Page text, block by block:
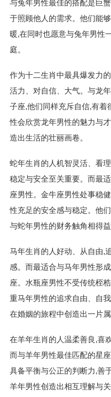
与兔年男性最佳的搭配是巨
于照顾他人的需求。他们能
暖,在同时也愿意与兔年男性
庭。
作为十二生肖中最具爆发力
活力、对自信、大气。与龙
子座,他们同样充斥自信,有着
性会欣赏龙年男性的魅力与
造出生活的壮丽画卷。
蛇年生肖的人机智灵活、看
稳定与安全至关重要。而最
座男性。金牛座男性处事稳
性充足的安全感与稳定。他
与蛇年男性的财务触角相得益
马年生肖的人好动、从自由,
感。而最适合与马年男性形
座。水瓶座男性不受传统桎
重马年男性的追求自由、自
在婚姻的旅程中创造出一片
在羊年生肖的人温柔善良,喜
而与羊年男性最佳匹配的星
具备平衡与公正的判断力,善
羊年男性创造出相互理解与关